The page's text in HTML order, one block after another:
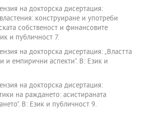
на докторска дисертация:
конструиране и употреби
собственост и финансовите
и публичност 7.
на докторска дисертация: „Властта
и емпирични аспекти“. В: Език и
на докторска дисертация:
на раждането: асистираната
В: Език и публичност 9.